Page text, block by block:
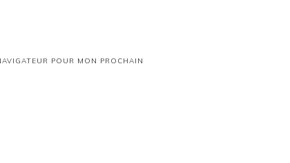
POUR MON PROCHAIN